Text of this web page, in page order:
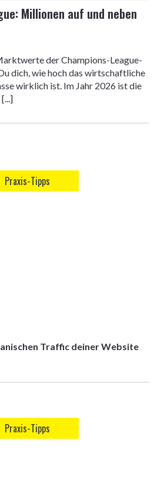
Millionen auf und neben
der Champions-League-
dich, wie hoch das wirtschaftliche
wirklich ist. Im Jahr 2026 ist die
Praxis-Tipps
Traffic deiner Website
Praxis-Tipps